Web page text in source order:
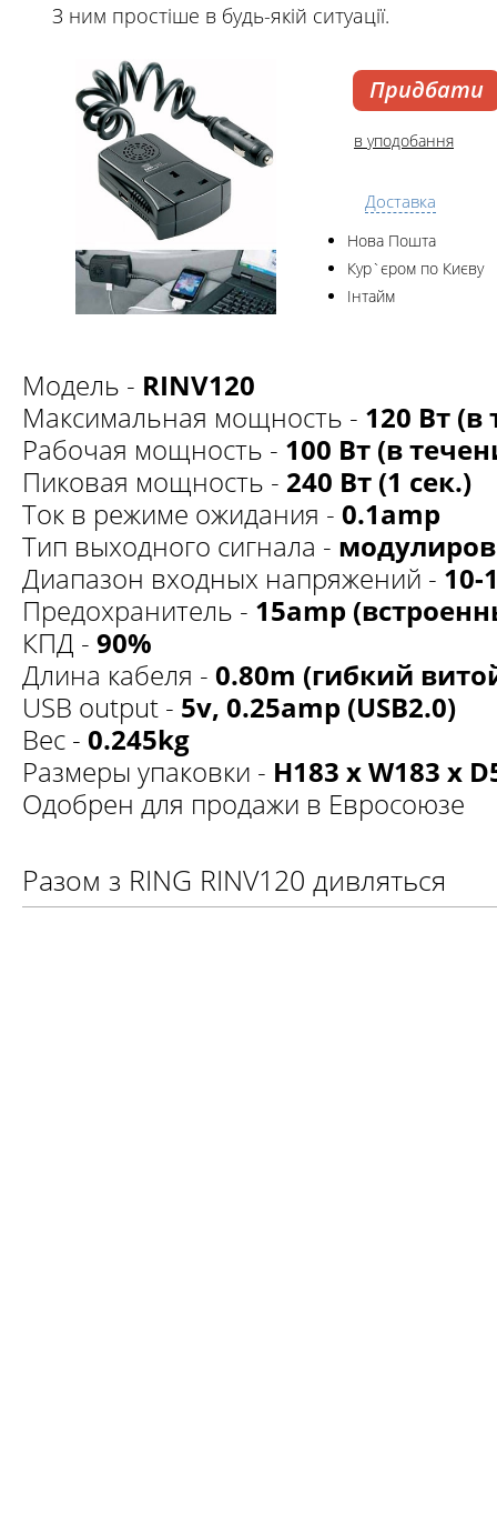
З ним простіше в будь-якій ситуації.
Придбати
в уподобання
Доставка
Нова Пошта
Кур`єром по Києву
Інтайм
Модель - RINV120
Максимальная мощность - 120 Вт
Рабочая мощность - 100 Вт (в
Пиковая мощность - 240 Вт (1 сек.)
Ток в режиме ожидания - 0.1amp
Тип выходного сигнала -
Диапазон входных напряжений - 10-
Предохранитель - 15amp
КПД - 90%
Длина кабеля - 0.80m (гибкий
USB output - 5v, 0.25amp (USB2.0)
Вес - 0.245kg
Размеры упаковки - H183 x W183 x
Одобрен для продажи в Евросоюзе
Разом з RING RINV120 дивляться